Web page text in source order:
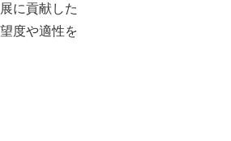
に貢献した
度や適性を